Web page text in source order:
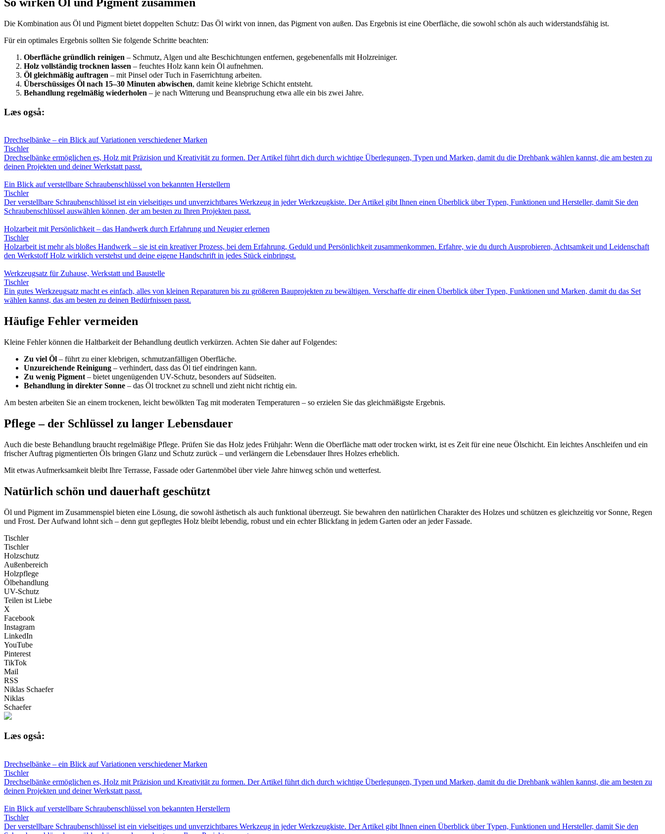
Die Kombination aus Öl und Pigment bietet doppelten Schutz: Das Öl wirkt von innen, das Pigment von außen. Das Ergebnis ist eine Oberfläche, die sowohl schön als auch widerstandsfähig ist.
Für ein optimales Ergebnis sollten Sie folgende Schritte beachten:
Oberfläche gründlich reinigen – Schmutz, Algen und alte Beschichtungen entfernen, gegebenenfalls mit Holzreiniger.
Holz vollständig trocknen lassen – feuchtes Holz kann kein Öl aufnehmen.
Öl gleichmäßig auftragen – mit Pinsel oder Tuch in Faserrichtung arbeiten.
Überschüssiges Öl nach 15–30 Minuten abwischen, damit keine klebrige Schicht entsteht.
Behandlung regelmäßig wiederholen – je nach Witterung und Beanspruchung etwa alle ein bis zwei Jahre.
Læs også:
Drechselbänke – ein Blick auf Variationen verschiedener Marken
Tischler
Drechselbänke ermöglichen es, Holz mit Präzision und Kreativität zu formen. Der Artikel führt dich durch wichtige Überlegungen, Typen und Marken, damit du die Drehbank wählen kannst, die am besten zu
deinen Projekten und deiner Werkstatt passt.
Ein Blick auf verstellbare Schraubenschlüssel von bekannten Herstellern
Tischler
Der verstellbare Schraubenschlüssel ist ein vielseitiges und unverzichtbares Werkzeug in jeder Werkzeugkiste. Der Artikel gibt Ihnen einen Überblick über Typen, Funktionen und Hersteller, damit Sie den
Schraubenschlüssel auswählen können, der am besten zu Ihren Projekten passt.
Holzarbeit mit Persönlichkeit – das Handwerk durch Erfahrung und Neugier erlernen
Tischler
Holzarbeit ist mehr als bloßes Handwerk – sie ist ein kreativer Prozess, bei dem Erfahrung, Geduld und Persönlichkeit zusammenkommen. Erfahre, wie du durch Ausprobieren, Achtsamkeit und Leidenschaft
den Werkstoff Holz wirklich verstehst und deine eigene Handschrift in jedes Stück einbringst.
Werkzeugsatz für Zuhause, Werkstatt und Baustelle
Tischler
Ein gutes Werkzeugsatz macht es einfach, alles von kleinen Reparaturen bis zu größeren Bauprojekten zu bewältigen. Verschaffe dir einen Überblick über Typen, Funktionen und Marken, damit du das Set
wählen kannst, das am besten zu deinen Bedürfnissen passt.
Häufige Fehler vermeiden
Kleine Fehler können die Haltbarkeit der Behandlung deutlich verkürzen. Achten Sie daher auf Folgendes:
Zu viel Öl – führt zu einer klebrigen, schmutzanfälligen Oberfläche.
Unzureichende Reinigung – verhindert, dass das Öl tief eindringen kann.
Zu wenig Pigment – bietet ungenügenden UV-Schutz, besonders auf Südseiten.
Behandlung in direkter Sonne – das Öl trocknet zu schnell und zieht nicht richtig ein.
Am besten arbeiten Sie an einem trockenen, leicht bewölkten Tag mit moderaten Temperaturen – so erzielen Sie das gleichmäßigste Ergebnis.
Pflege – der Schlüssel zu langer Lebensdauer
Auch die beste Behandlung braucht regelmäßige Pflege. Prüfen Sie das Holz jedes Frühjahr: Wenn die Oberfläche matt oder trocken wirkt, ist es Zeit für eine neue Ölschicht. Ein leichtes Anschleifen und ein
frischer Auftrag pigmentierten Öls bringen Glanz und Schutz zurück – und verlängern die Lebensdauer Ihres Holzes erheblich.
Mit etwas Aufmerksamkeit bleibt Ihre Terrasse, Fassade oder Gartenmöbel über viele Jahre hinweg schön und wetterfest.
Natürlich schön und dauerhaft geschützt
Öl und Pigment im Zusammenspiel bieten eine Lösung, die sowohl ästhetisch als auch funktional überzeugt. Sie bewahren den natürlichen Charakter des Holzes und schützen es gleichzeitig vor Sonne, Regen
und Frost. Der Aufwand lohnt sich – denn gut gepflegtes Holz bleibt lebendig, robust und ein echter Blickfang in jedem Garten oder an jeder Fassade.
Tischler
Tischler
Holzschutz
Außenbereich
Holzpflege
Ölbehandlung
UV-Schutz
Teilen ist Liebe
X
Facebook
Instagram
LinkedIn
YouTube
Pinterest
TikTok
Mail
RSS
Niklas Schaefer
Niklas
Schaefer
Læs også:
Drechselbänke – ein Blick auf Variationen verschiedener Marken
Tischler
Drechselbänke ermöglichen es, Holz mit Präzision und Kreativität zu formen. Der Artikel führt dich durch wichtige Überlegungen, Typen und Marken, damit du die Drehbank wählen kannst, die am besten zu
deinen Projekten und deiner Werkstatt passt.
Ein Blick auf verstellbare Schraubenschlüssel von bekannten Herstellern
Tischler
Der verstellbare Schraubenschlüssel ist ein vielseitiges und unverzichtbares Werkzeug in jeder Werkzeugkiste. Der Artikel gibt Ihnen einen Überblick über Typen, Funktionen und Hersteller, damit Sie den